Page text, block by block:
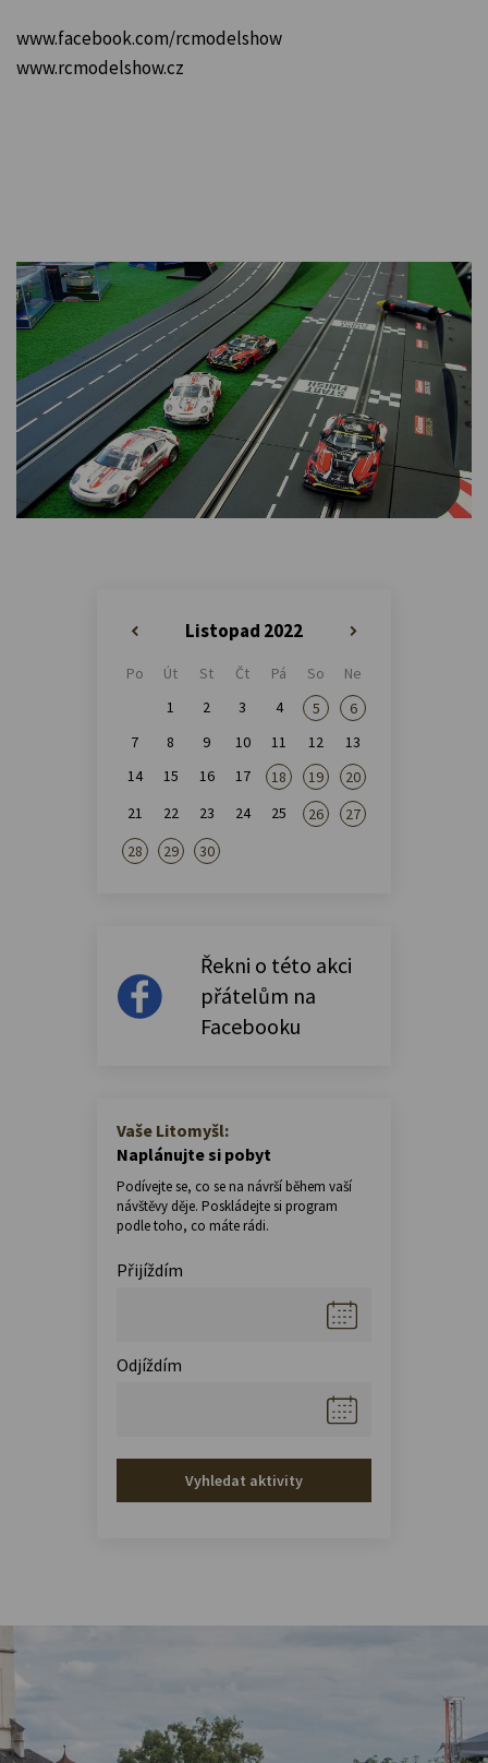
www.facebook.com/rcmodelshow
www.rcmodelshow.cz
Listopad 2022
»
Po Út St Čt Pá So
Ne
1
2 3 4 5
6
7
8 9 10 11 12
13
14
15 16 17 18 19
20
21
22 23 24 25 26
27
28
29 30
Řekni o této akci
přátelům na
Facebooku
Vaše Litomyšl:
Naplánujte si pobyt
Podívejte se, co se na návrší během vaší
návštěvy děje. Poskládejte si program
podle toho, co máte rádi.
Přijíždím
Odjíždím
Vyhledat aktivity